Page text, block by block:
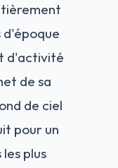
d'activité
de sa
de ciel
pour un
plus